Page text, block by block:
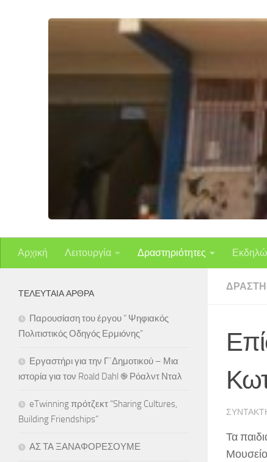
Skip to content
Αρχική Λειτουργία Δραστηριότητες
Τα
ΤΕΛΕΥΤΑΊΑ ΆΡΘΡΑ
Παρουσίαση του έργου ” Ψηφιακός
Πολιτιστικός Οδηγός Ερμιόνης”
Εργαστήρι για την Γ΄Δημοτικού – Μια
ιστορία για τον Roald Dahl ֎ Ρόαλντ Νταλ
eTwinning πρότζεκτ “Sharing Cultures,
Building Friendships”
ΑΣ ΤΑ ΞΑΝΑΦΟΡΕΣΟΥΜΕ